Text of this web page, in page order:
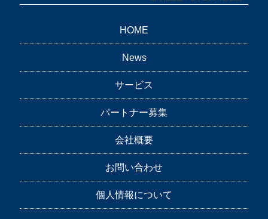
HOME
News
サービス
パートナー募集
会社概要
お問い合わせ
個人情報について